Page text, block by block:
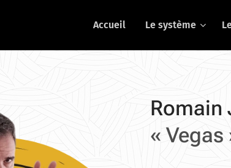
Accueil Le système
Romain
« Vegas